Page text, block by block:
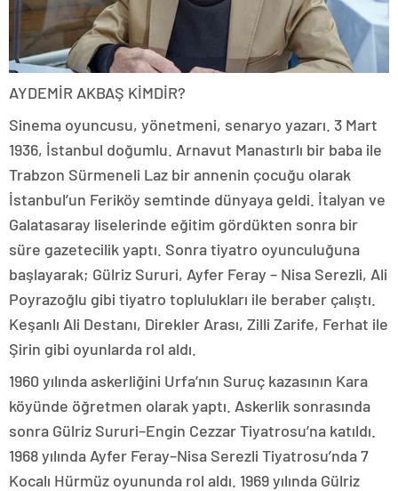
AYDEMİR AKBAŞ KİMDİR?
Sinema oyuncusu, yönetmeni, senaryo yazarı. 3 Mart
1936, İstanbul doğumlu. Arnavut Manastırlı bir baba ile
Trabzon Sürmeneli Laz bir annenin çocuğu olarak
İstanbul’un Feriköy semtinde dünyaya geldi. İtalyan ve
Galatasaray liselerinde eğitim gördükten sonra bir
süre gazetecilik yaptı. Sonra tiyatro oyunculuğuna
başlayarak; Gülriz Sururi, Ayfer Feray – Nisa Serezli, Ali
Poyrazoğlu gibi tiyatro toplulukları ile beraber çalıştı.
Keşanlı Ali Destanı, Direkler Arası, Zilli Zarife, Ferhat ile
Şirin gibi oyunlarda rol aldı.
1960 yılında askerliğini Urfa’nın Suruç kazasının Kara
köyünde öğretmen olarak yaptı. Askerlik sonrasında
sonra Gülriz Sururi–Engin Cezzar Tiyatrosu’na katıldı.
1968 yılında Ayfer Feray–Nisa Serezli Tiyatrosu’nda 7
Kocalı Hürmüz oyununda rol aldı. 1969 yılında Gülriz